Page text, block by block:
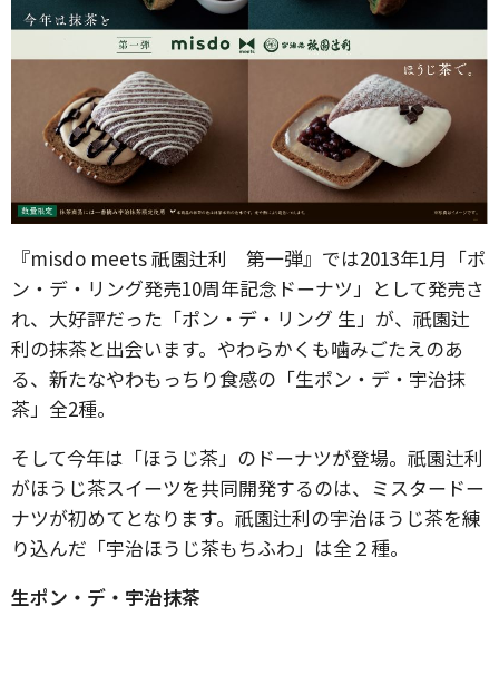
『misdo meets 祇園辻利 第一弾』では2013年1月「ポ
ン・デ・リング発売10周年記念ドーナツ」として発売さ
れ、大好評だった「ポン・デ・リング 生」が、祇園辻
利の抹茶と出会います。やわらかくも噛みごたえのあ
る、新たなやわもっちり食感の「生ポン・デ・宇治抹
茶」全2種。
そして今年は「ほうじ茶」のドーナツが登場。祇園辻利
がほうじ茶スイーツを共同開発するのは、ミスタードー
ナツが初めてとなります。祇園辻利の宇治ほうじ茶を練
り込んだ「宇治ほうじ茶もちふわ」は全２種。
生ポン・デ・宇治抹茶